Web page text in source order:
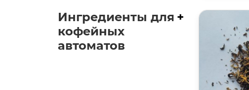
Ингредиенты для
кофейных
автоматов
+